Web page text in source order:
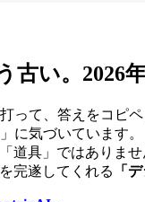
古い。2026
って、答えをコ
に気づいています。
道具」ではありませ
完遂してくれる
「